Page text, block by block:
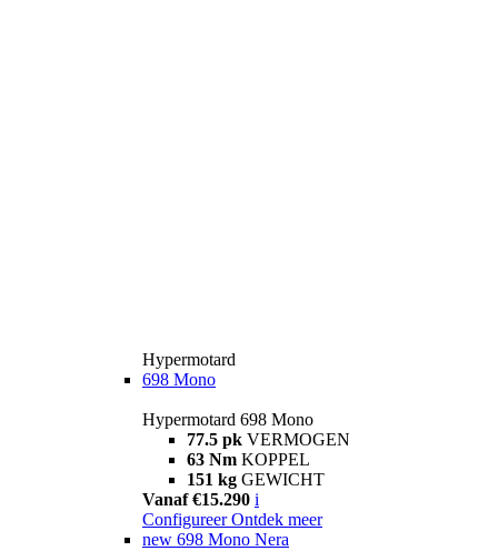
Hypermotard
698 Mono
Hypermotard 698 Mono
77.5 pk VERMOGEN
63 Nm KOPPEL
151 kg GEWICHT
Vanaf €15.290 i
Configureer Ontdek meer
new 698 Mono Nera